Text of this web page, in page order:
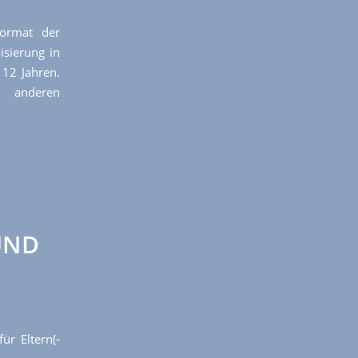
der
in
Jahren.
Eltern(-